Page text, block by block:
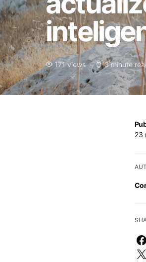
171 views 3 minute
23